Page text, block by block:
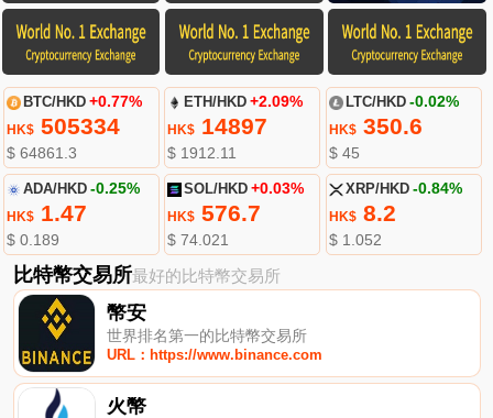
BTC/HKD +0.77%
HK$505334
$ 64861.3
ETH/HKD +2.09%
HK$ 14897
$ 1912.11
LTC/HKD -0.02%
HK$350.6
$ 45
ADA/HKD -0.25%
HK$1.47
$ 0.189
SOL/HKD +0.03%
HK$ 576.7
$ 74.021
XRP/HKD -0.84%
HK$8.2
$ 1.052
比特幣交易所最好的比特幣交易所
幣安
世界排名第一的比特幣交易所
URL：https://www.binance.com
火幣